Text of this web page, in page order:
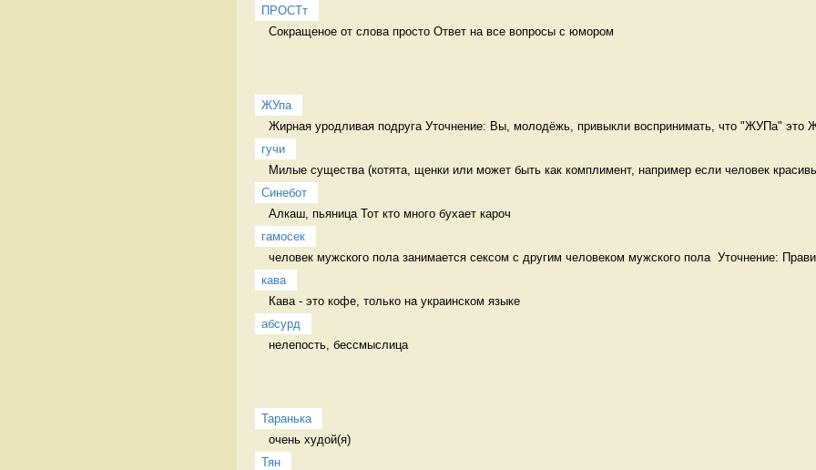
ПРОСТт
Сокращеное от слова просто Ответ на все вопросы с юмором
ЖУпа
Жирная уродливая подруга Уточнение: Вы, молодёжь, привыкли воспринимать, что "ЖУПа" это
гучи
Милые существа (котята, щенки или может быть как комплимент, например если человек
Синебот
Алкаш, пьяница Тот кто много бухает кароч
гамосек
человек мужского пола занимается сексом с другим человеком мужского пола  Уточнение:
кава
Кава - это кофе, только на украинском языке
абсурд
нелепость, бессмыслица
Таранька
очень худой(я)
Тян